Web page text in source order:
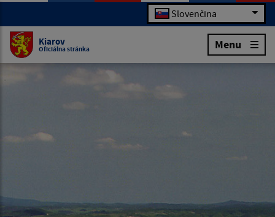
Slovenčina
Kiarov
Oficiálna stránka Menu